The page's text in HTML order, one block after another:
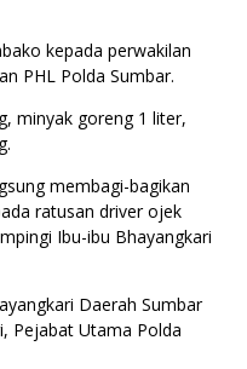
kepada perwakilan
PHL Polda Sumbar.
minyak goreng 1 liter,
membagi-bagikan
ratusan driver ojek
Ibu-ibu Bhayangkari
Daerah Sumbar
Pejabat Utama Polda